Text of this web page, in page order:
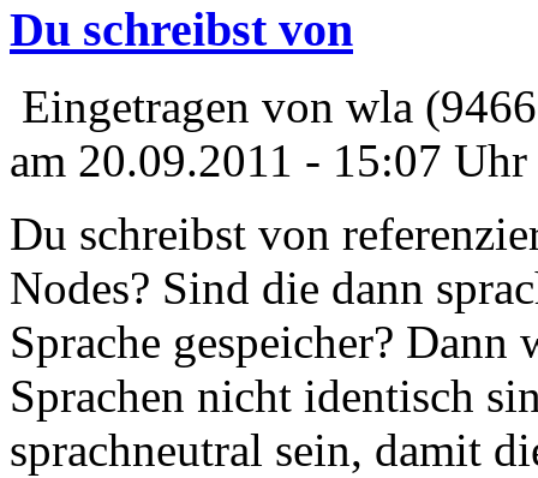
Du schreibst von
Eingetragen von wla
am 20.09.2011 - 15:07 Uhr
Du schreibst von
Nodes? Sind die dann
Sprache gespeicher?
Sprachen nicht identisch
sprachneutral sein, damit